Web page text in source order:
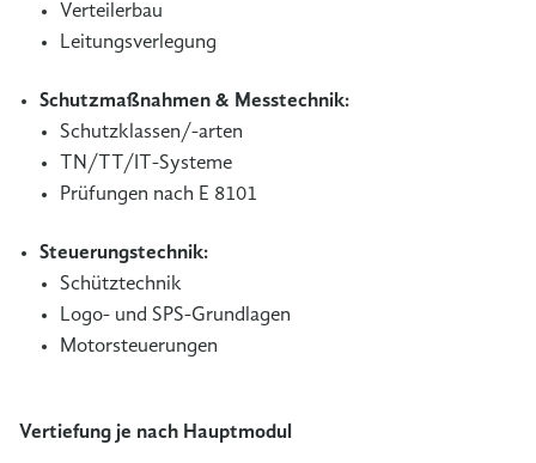
Verteilerbau
Leitungsverlegung
Schutzmaßnahmen & Messtechnik:
Schutzklassen/-arten
TN/TT/IT-Systeme
Prüfungen nach E 8101
Steuerungstechnik:
Schütztechnik
Logo- und SPS-Grundlagen
Motorsteuerungen
Vertiefung je nach Hauptmodul